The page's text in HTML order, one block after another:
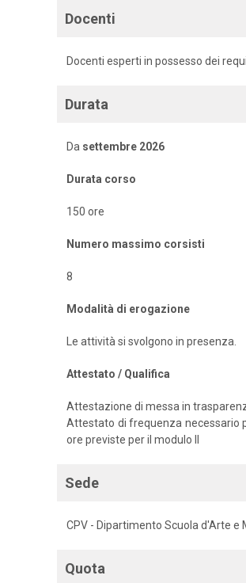
Docenti
Docenti esperti in possesso dei
Durata
Da settembre 2026
Durata corso
150 ore
Numero massimo corsisti
8
Modalità di erogazione
Le attività si svolgono in presenza.
Attestato / Qualifica
Attestazione di messa in
Attestato di frequenza necessario
ore previste per il modulo II
Sede
CPV - Dipartimento Scuola d'Arte e
Quota